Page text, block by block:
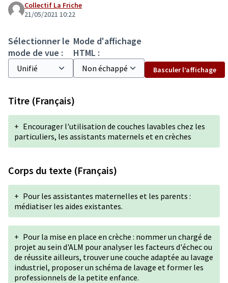
Collectif La Friche
21/05/2021 10:22
Sélectionner le
mode de vue :
Mode d'affichage
HTML :
Basculer l’affichage
Titre (Français)
+ Encourager l'utilisation de couches lavables chez les
particuliers, les assistants maternels et en crèches
Corps du texte (Français)
+ Pour les assistantes maternelles et les parents :
médiatiser les aides existantes.
+ Pour la mise en place en crèche : nommer un chargé de
projet au sein d'ALM pour analyser les facteurs d'échec ou
de réussite ailleurs, trouver une couche adaptée au lavage
industriel, proposer un schéma de lavage et former les
professionnels de la petite enfance.